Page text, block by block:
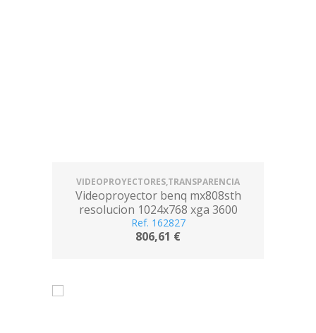
VIDEOPROYECTORES,TRANSPARENCIA
Videoproyector benq mx808sth
resolucion 1024x768 xga 3600
lumenes contraste 12.000:1 corta focal
hdmi / vga /
Ref. 162827
806,61 €